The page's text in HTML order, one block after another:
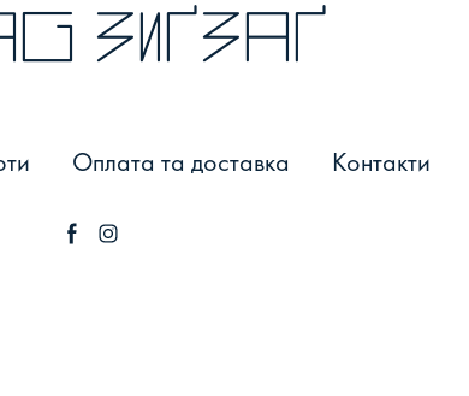
зиґзаґ
Оплата та доставка Контакти